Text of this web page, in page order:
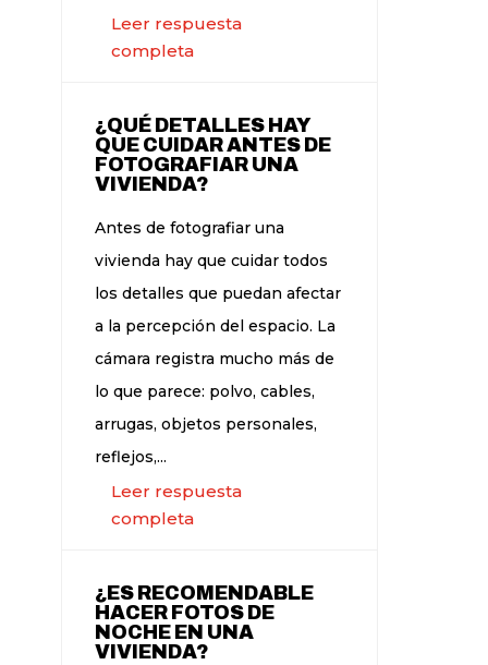
Leer respuesta
completa
¿QUÉ DETALLES HAY
QUE CUIDAR ANTES DE
FOTOGRAFIAR UNA
VIVIENDA?
Antes de fotografiar una
vivienda hay que cuidar todos
los detalles que puedan afectar
a la percepción del espacio. La
cámara registra mucho más de
lo que parece: polvo, cables,
arrugas, objetos personales,
reflejos,...
Leer respuesta
completa
¿ES RECOMENDABLE
HACER FOTOS DE
NOCHE EN UNA
VIVIENDA?